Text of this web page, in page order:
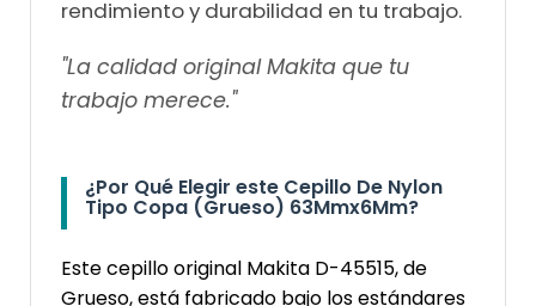
rendimiento y durabilidad en tu trabajo.
"La calidad original Makita que tu
trabajo merece."
¿Por Qué Elegir este Cepillo De Nylon
Tipo Copa (Grueso) 63Mmx6Mm?
Este cepillo original Makita D-45515, de
Grueso, está fabricado bajo los estándares